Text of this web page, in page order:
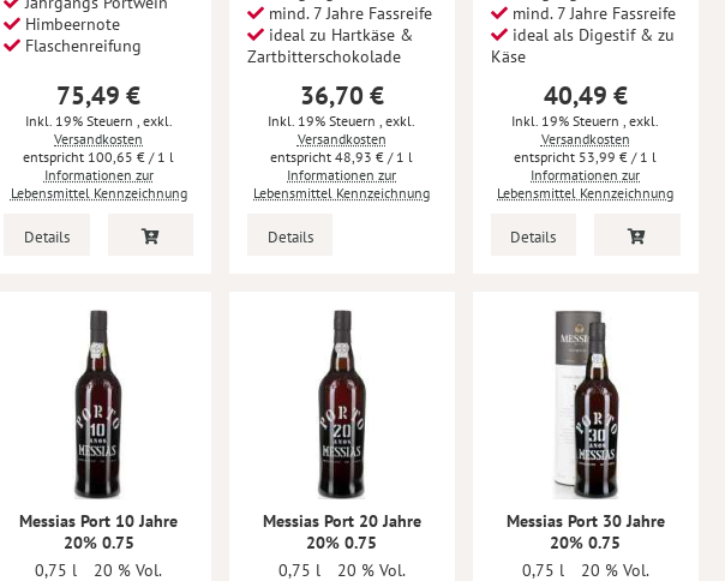
Himbeernote
Flaschenreifung
75,49 €
Inkl. 19% Steuern , exkl.
Versandkosten
100,65 € / 1 l
Informationen zur
Lebensmittel Kennzeichnung
Details
mind. 7 Jahre Fassreife
ideal zu Hartkäse &
Zartbitterschokolade
36,70 €
Inkl. 19% Steuern, exkl.
Versandkosten
48,93 € / 1 l
Informationen zur
Lebensmittel Kennzeichnung
Details
mind. 7 Jahre Fassreife
ideal als Digestif & zu
Käse
40,49 €
Inkl. 19% Steuern, exkl.
Versandkosten
53,99 € / 1 l
Informationen zur
Lebensmittel Kennzeichnung
Details
Messias Port 10 Jahre
20% 0.75
0,75 l
20 % Vol.
Messias Port 20 Jahre
20% 0.75
0,75 l
20 % Vol.
Messias Port 30 Jahre
20% 0.75
0,75 l
20 % Vol.